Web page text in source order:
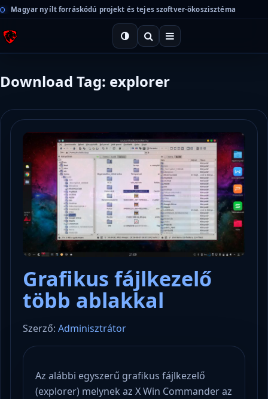
Magyar nyílt forráskódú projekt és tejes szoftver-ökoszisztéma
Download Tag: explorer
Grafikus fájlkezelő
több ablakkal
Szerző: Adminisztrátor
Az alábbi egyszerű grafikus fájlkezelő
(explorer) melynek az X Win Commander az